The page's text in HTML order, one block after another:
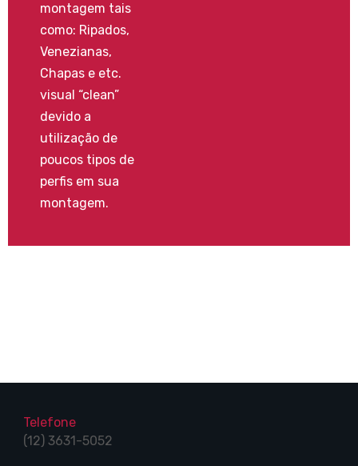
montagem tais
como: Ripados,
Venezianas,
Chapas e etc.
visual “clean”
devido a
utilização de
poucos tipos de
perfis em sua
montagem.
Telefone
(12) 3631-5052